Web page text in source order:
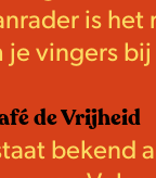
is het
vingers
de Vrijheid
bekend